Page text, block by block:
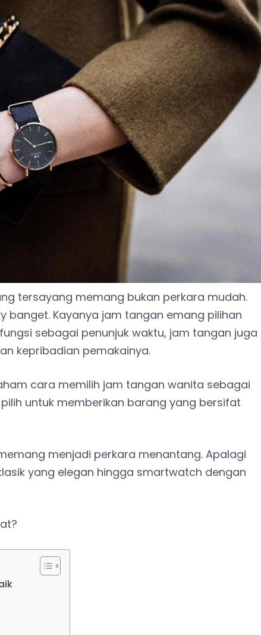
tersayang memang bukan perkara mudah.
banget. Kayanya jam tangan emang pilihan
sebagai penunjuk waktu, jam tangan juga
kepribadian pemakainya.
cara memilih jam tangan wanita sebagai
untuk memberikan barang yang bersifat
menjadi perkara menantang. Apalagi
yang elegan hingga smartwatch dengan